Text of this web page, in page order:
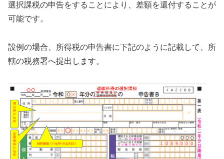
選択課税の申告をすることにより、差額を還付することが
可能です。
設例の場合、所得税の申告書に下記のように記載して、所
轄の税務署へ提出します。